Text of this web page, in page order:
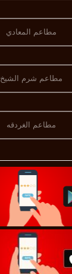
مطاعم المعادي
مطاعم شرم الشيخ
مطاعم الغردقه